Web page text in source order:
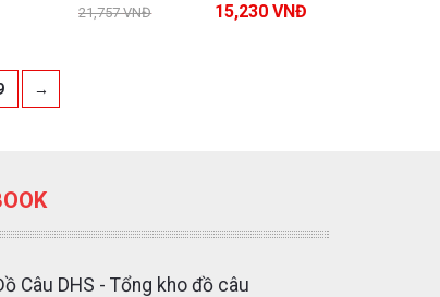
21,757VNĐ 15,230 VNĐ
→
Câu DHS - Tổng kho đồ câu